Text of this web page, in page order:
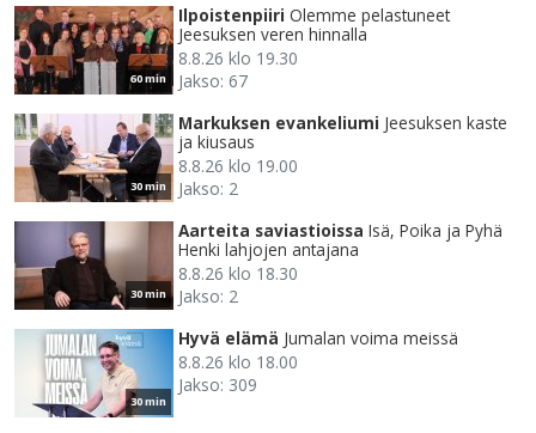
60 min
Ilpoistenpiiri Olemme pelastuneet
Jeesuksen veren hinnalla
8.8.26 klo 19.30
Jakso: 67
30 min
Markuksen evankeliumi Jeesuksen kaste
ja kiusaus
8.8.26 klo 19.00
Jakso: 2
30 min
Aarteita saviastioissa Isä, Poika ja Pyhä
Henki lahjojen antajana
8.8.26 klo 18.30
Jakso: 2
30 min
Hyvä elämä Jumalan voima meissä
8.8.26 klo 18.00
Jakso: 309